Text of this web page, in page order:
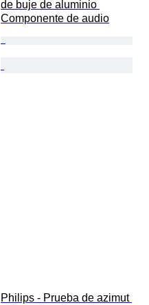
de buje de aluminio
Componente de audio
Philips - Prueba de azimut